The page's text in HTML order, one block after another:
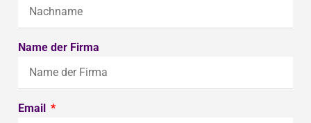
Name der Firma
Email